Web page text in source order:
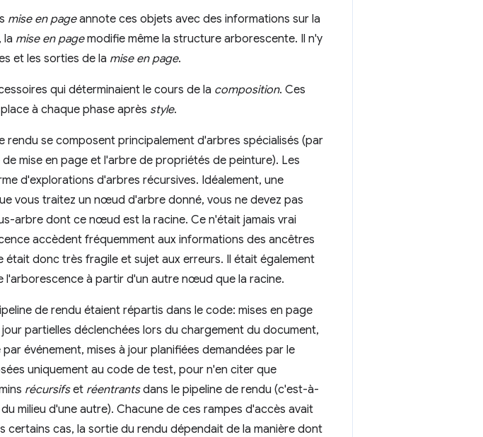
mise en pageannote ces objets avec des informations sur la
la mise en pagemodifie même la structure arborescente. Il n'y
et les sorties de la mise en page.
qui déterminaient le cours de la composition. Ces
à chaque phase après style.
rendu se composent principalement d'arbres spécialisés (par
mise en page et l'arbre de propriétés de peinture). Les
d'explorations d'arbres récursives. Idéalement, une
vous traitez un nœud d'arbre donné, vous ne devez pas
arbre dont ce nœud est la racine. Ce n'était jamais vrai
accèdent fréquemment aux informations des ancêtres
donc très fragile et sujet aux erreurs. Il était également
l'arborescence à partir d'un autre nœud que la racine.
de rendu étaient répartis dans le code: mises en page
partielles déclenchées lors du chargement du document,
événement, mises à jour planifiées demandées par le
uniquement au code de test, pour n'en citer que
récursifset réentrantsdans le pipeline de rendu (c'est-à-
milieu d'une autre). Chacune de ces rampes d'accès avait
cas, la sortie du rendu dépendait de la manière dont